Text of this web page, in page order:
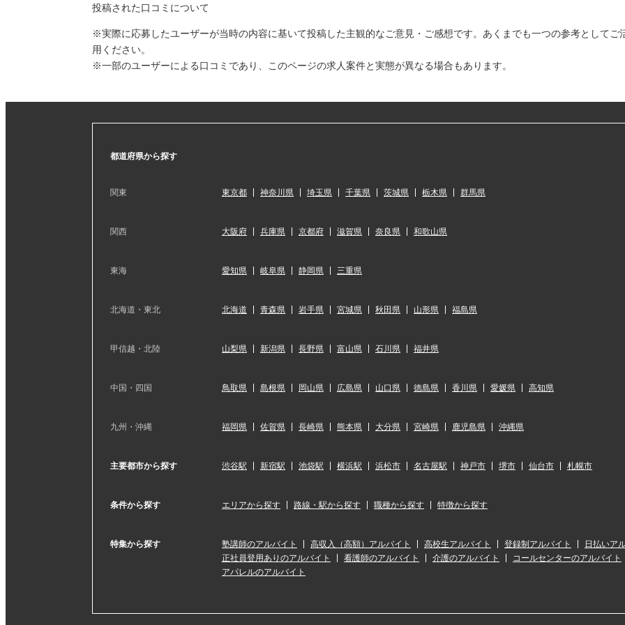
投稿された口コミについて
※実際に応募したユーザーが当時の内容に基いて投稿した主観的なご意見・ご感想です。あくまでも一つの参考としてご
用ください。
※一部のユーザーによる口コミであり、このページの求人案件と実態が異なる場合もあります。
都道府県から探す
関東 東京都 神奈川県 埼玉県 千葉県 茨城県 栃木県 群馬県
関西 大阪府 兵庫県 京都府 滋賀県 奈良県 和歌山県
東海 愛知県 岐阜県 静岡県 三重県
北海道・東北 北海道 青森県 岩手県 宮城県 秋田県 山形県 福島県
甲信越・北陸 山梨県 新潟県 長野県 富山県 石川県 福井県
中国・四国 鳥取県 島根県 岡山県 広島県 山口県 徳島県 香川県 愛媛県 高知県
九州・沖縄 福岡県 佐賀県 長崎県 熊本県 大分県 宮崎県 鹿児島県 沖縄県
主要都市から探す 渋谷駅 新宿駅 池袋駅 横浜駅 浜松市 名古屋駅 神戸市 堺市 仙台市 札幌市
条件から探す エリアから探す 路線・駅から探す 職種から探す 特徴から探す
特集から探す 塾講師のアルバイト 高収入（高額）アルバイト 高校生アルバイト 登録制アルバイト
日払いア
正社員登用ありのアルバイト
看護師のアルバイト 介護のアルバイト
コールセンターのアルバイト
アパレルのアルバイト